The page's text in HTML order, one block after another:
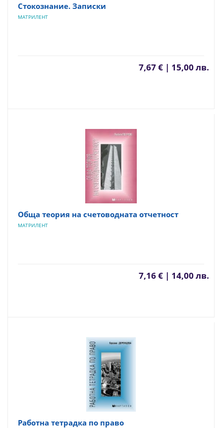
Стокознание. Записки
МАТРИЛЕНТ
7,67 € | 15,00 лв.
Обща теория на счетоводната отчетност
МАТРИЛЕНТ
7,16 € | 14,00 лв.
Работна тетрадка по право